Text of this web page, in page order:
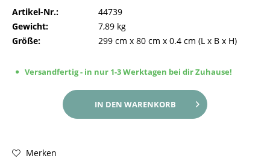
Artikel-Nr.:
44739
Gewicht:
7,89 kg
Größe:
299 cm x 80 cm x 0.4 cm (L x B x H)
Versandfertig - in nur 1-3 Werktagen bei dir Zuhause!
IN DEN WARENKORB
Merken